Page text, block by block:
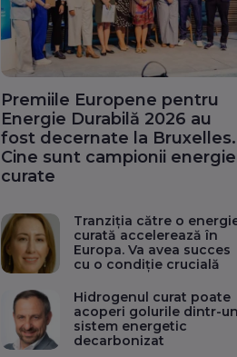
Premiile Europene pentru
Energie Durabilă 2026 au
fost decernate la Bruxelles.
Cine sunt campionii
curate
Tranziția către o
curată accelerează în
Europa. Va avea succes
cu o condiție crucială
Hidrogenul curat poate
acoperi golurile dintr-un
sistem energetic
decarbonizat